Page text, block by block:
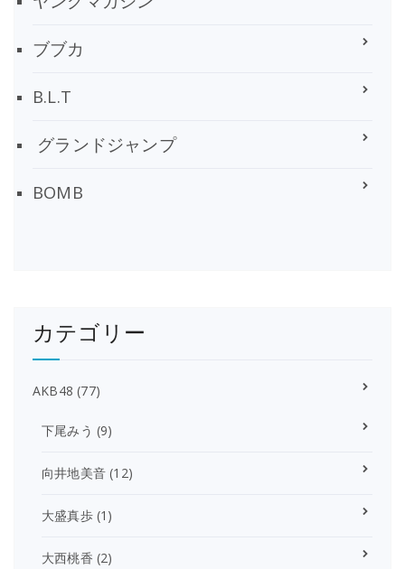
ブブカ
B.L.T
グランドジャンプ
BOMB
カテゴリー
AKB48 (77)
下尾みう (9)
向井地美音 (12)
大盛真歩(1)
大西桃香 (2)